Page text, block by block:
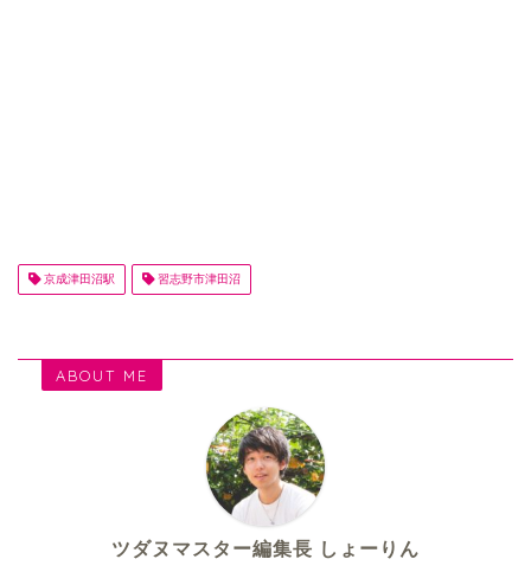
京成津田沼駅 習志野市津田沼
ABOUT ME
ツダヌマスター編集長 しょーりん